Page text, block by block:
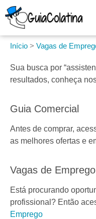
Início > Vagas de
Sua busca por
resultados, conheça
Guia Comercial
Antes de comprar,
as melhores ofertas e
Vagas de Emprego
Está procurando
profissional? Então
Emprego